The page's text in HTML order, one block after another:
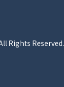
Rights Reserved.